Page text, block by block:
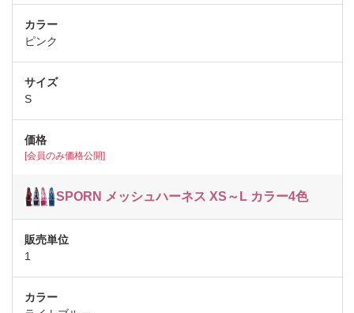
ピンク
S
[会員のみ価格公開]
SPORN メッシュハーネス XS～L カラー4色
1